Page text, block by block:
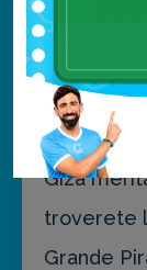
antica al
e la Cairo
Tour
del Cairo
Giza
troverete
Grande